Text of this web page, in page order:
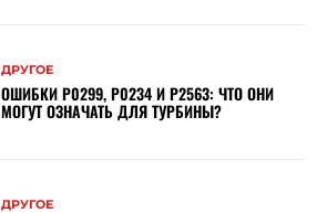
ДРУГОЕ
ОШИБКИ P0299, P0234 И P2563: ЧТО ОНИ
МОГУТ ОЗНАЧАТЬ ДЛЯ ТУРБИНЫ?
ДРУГОЕ